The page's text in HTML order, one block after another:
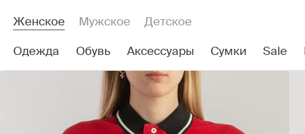
Женское Мужское Детское
Одежда Обувь Аксессуары Сумки Sale